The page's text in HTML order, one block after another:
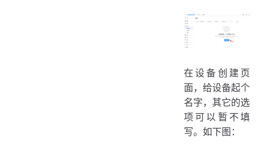
在设备创建页
面，给设备起个
名字，其它的选
项可以暂不填
写。如下图：